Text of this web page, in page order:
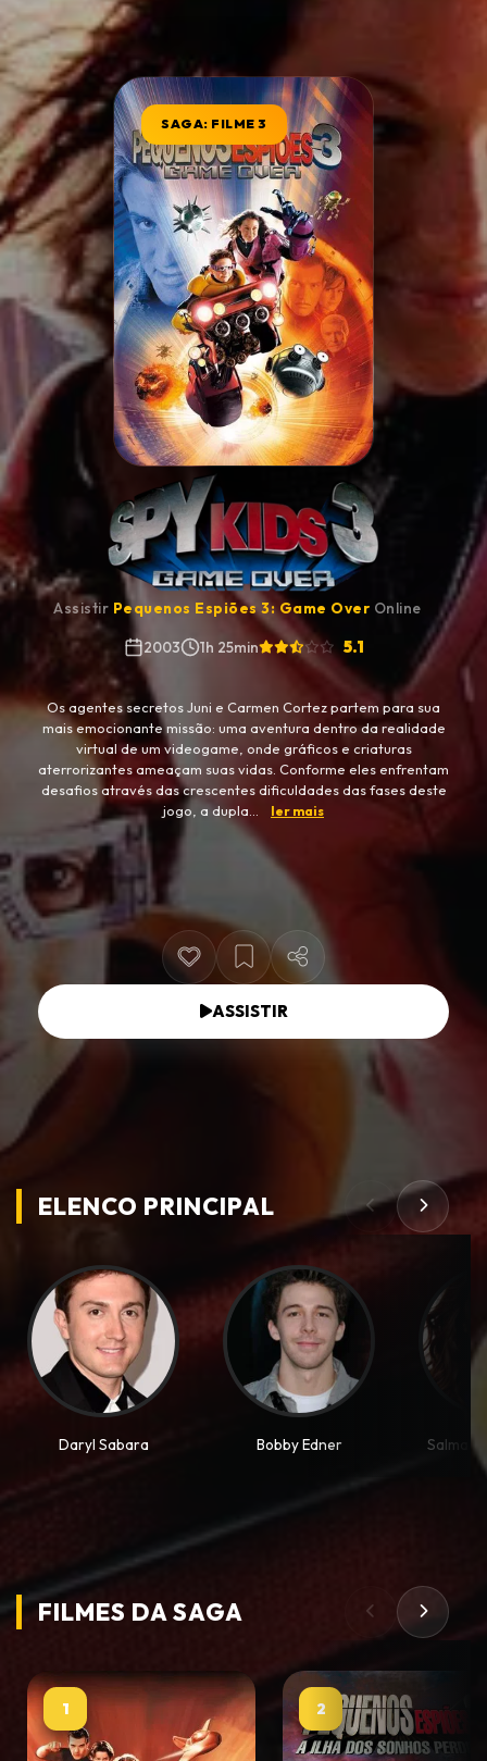
Minha Lista
Pesquisar
SAGA: FILME 3
Assistir Pequenos Espiões 3: Game Over Online
2003
1h 25min 5.1
Os agentes secretos Juni e Carmen Cortez partem para sua
mais emocionante missão: uma aventura dentro da realidade
virtual de um videogame, onde gráficos e criaturas
aterrorizantes ameaçam suas vidas. Conforme eles enfrentam
desafios através das crescentes dificuldades das fases deste
jogo, a dupla...
ler mais
ASSISTIR
ELENCO PRINCIPAL
Daryl Sabara Bobby Edner Salma
FILMES DASAGA
1 2